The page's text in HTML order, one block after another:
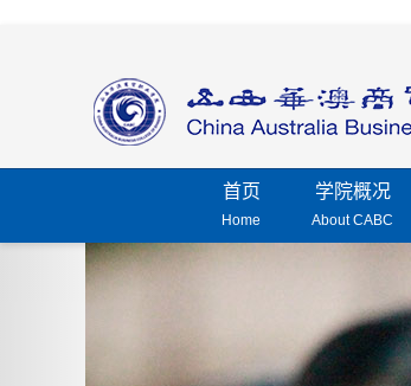
首页
Home
学院概况
About CABC